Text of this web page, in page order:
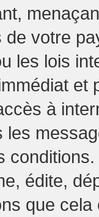
votre
les lois
et
à
les
édite,
que cela